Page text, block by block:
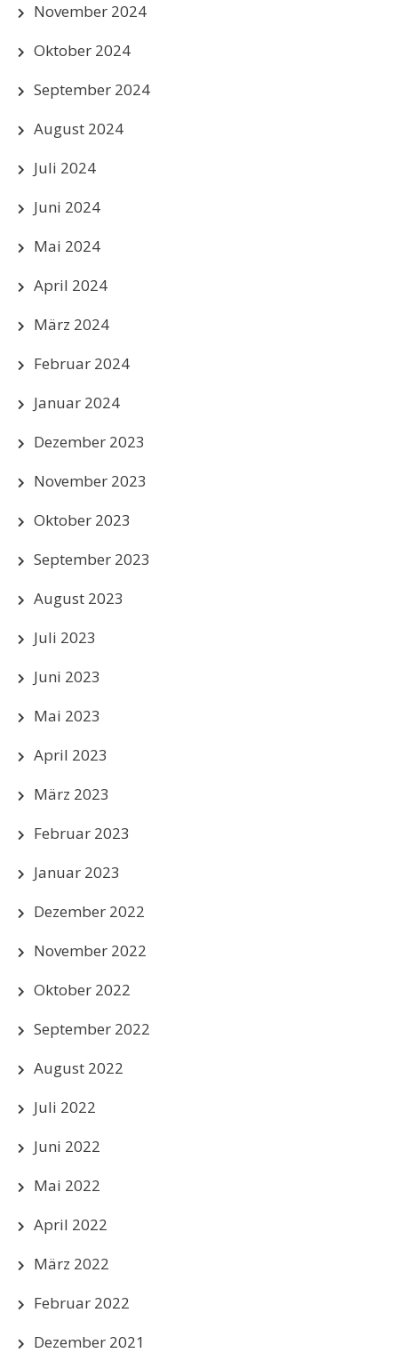
November 2024
Oktober 2024
September 2024
August 2024
Juli 2024
Juni 2024
Mai 2024
April 2024
März 2024
Februar 2024
Januar 2024
Dezember 2023
November 2023
Oktober 2023
September 2023
August 2023
Juli 2023
Juni 2023
Mai 2023
April 2023
März 2023
Februar 2023
Januar 2023
Dezember 2022
November 2022
Oktober 2022
September 2022
August 2022
Juli 2022
Juni 2022
Mai 2022
April 2022
März 2022
Februar 2022
Dezember 2021